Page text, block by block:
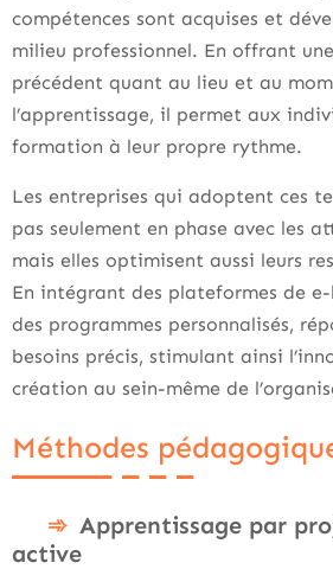
compétences sont acquises et
milieu professionnel. En offrant
précédent quant au lieu et au
l’apprentissage, il permet aux
formation à leur propre rythme.
Les entreprises qui adoptent ces
pas seulement en phase avec les
mais elles optimisent aussi leurs
En intégrant des plateformes de
des programmes personnalisés,
besoins précis, stimulant ainsi
création au sein-même de
Méthodes
Apprentissage par
active